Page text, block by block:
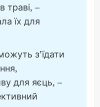
траві, –
їх для
з’їдати
для яєць, –